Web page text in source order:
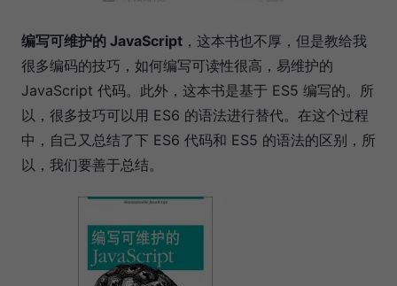
编写可维护的 JavaScript ，这本书也不厚，但是教给我
很多编码的技巧，如何编写可读性很高，易维护的
JavaScript 代码。此外，这本书是基于 ES5 编写的。所
以，很多技巧可以用 ES6 的语法进行替代。在这个过程
中，自己又总结了下 ES6 代码和 ES5 的语法的区别，所
以，我们要善于总结。